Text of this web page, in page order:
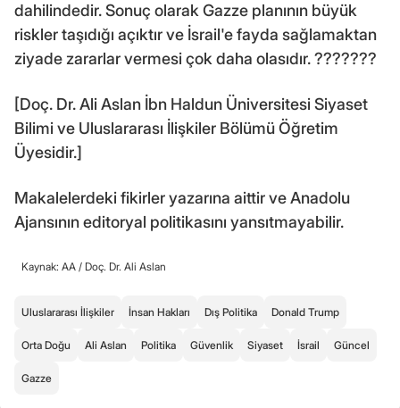
dahilindedir. Sonuç olarak Gazze planının büyük
riskler taşıdığı açıktır ve İsrail'e fayda sağlamaktan
ziyade zararlar vermesi çok daha olasıdır. ???????
[Doç. Dr. Ali Aslan İbn Haldun Üniversitesi Siyaset
Bilimi ve Uluslararası İlişkiler Bölümü Öğretim
Üyesidir.]
Makalelerdeki fikirler yazarına aittir ve Anadolu
Ajansının editoryal politikasını yansıtmayabilir.
Kaynak: AA / Doç. Dr. Ali Aslan
Uluslararası İlişkiler İnsan Hakları Dış Politika Donald Trump
Orta Doğu Ali Aslan Politika Güvenlik Siyaset İsrail Güncel
Gazze